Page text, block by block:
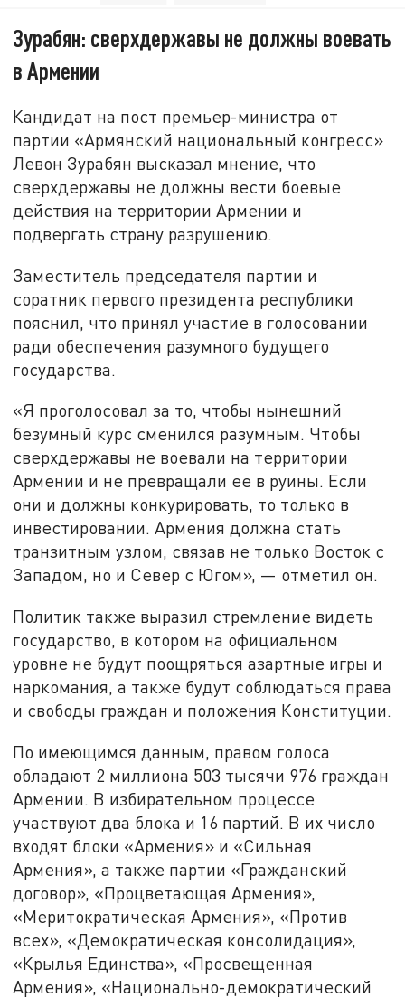
Зурабян: сверхдержавы не должны воевать
в Армении
Кандидат на пост премьер-министра от
партии «Армянский национальный конгресс»
Левон Зурабян высказал мнение, что
сверхдержавы не должны вести боевые
действия на территории Армении и
подвергать страну разрушению.
Заместитель председателя партии и
соратник первого президента республики
пояснил, что принял участие в голосовании
ради обеспечения разумного будущего
государства.
«Я проголосовал за то, чтобы нынешний
безумный курс сменился разумным. Чтобы
сверхдержавы не воевали на территории
Армении и не превращали ее в руины. Если
они и должны конкурировать, то только в
инвестировании. Армения должна стать
транзитным узлом, связав не только Восток с
Западом, но и Север с Югом», — отметил он.
Политик также выразил стремление видеть
государство, в котором на официальном
уровне не будут поощряться азартные игры и
наркомания, а также будут соблюдаться права
и свободы граждан и положения Конституции.
По имеющимся данным, правом голоса
обладают 2 миллиона 503 тысячи 976 граждан
Армении. В избирательном процессе
участвуют два блока и 16 партий. В их число
входят блоки «Армения» и «Сильная
Армения», а также партии «Гражданский
договор», «Процветающая Армения»,
«Меритократическая Армения», «Против
всех», «Демократическая консолидация»,
«Крылья Единства», «Просвещенная
Армения», «Национально-демократический